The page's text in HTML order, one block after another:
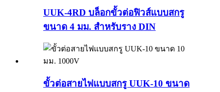
UUK-4RD บล็อกขั้วต่อฟิวส์แบบสกรู
ขนาด 4 มม. สำหรับราง DIN
ขั้วต่อสายไฟแบบสกรู UUK-10 ขนาด